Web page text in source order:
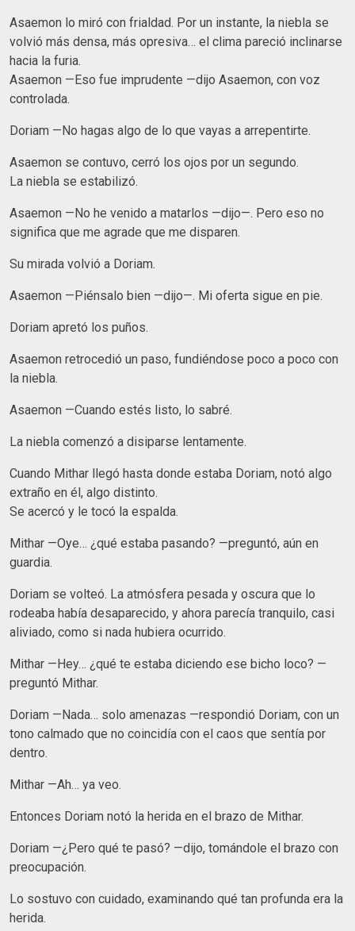
Asaemon lo miró con frialdad. Por un instante, la niebla se
volvió más densa, más opresiva… el clima pareció inclinarse
hacia la furia.
Asaemon —Eso fue imprudente —dijo Asaemon, con voz
controlada.
Doriam —No hagas algo de lo que vayas a arrepentirte.
Asaemon se contuvo, cerró los ojos por un segundo.
La niebla se estabilizó.
Asaemon —No he venido a matarlos —dijo—. Pero eso no
significa que me agrade que me disparen.
Su mirada volvió a Doriam.
Asaemon —Piénsalo bien —dijo—. Mi oferta sigue en pie.
Doriam apretó los puños.
Asaemon retrocedió un paso, fundiéndose poco a poco con
la niebla.
Asaemon —Cuando estés listo, lo sabré.
La niebla comenzó a disiparse lentamente.
Cuando Mithar llegó hasta donde estaba Doriam, notó algo
extraño en él, algo distinto.
Se acercó y le tocó la espalda.
Mithar —Oye… ¿qué estaba pasando? —preguntó, aún en
guardia.
Doriam se volteó. La atmósfera pesada y oscura que lo
rodeaba había desaparecido, y ahora parecía tranquilo, casi
aliviado, como si nada hubiera ocurrido.
Mithar —Hey… ¿qué te estaba diciendo ese bicho loco? —
preguntó Mithar.
Doriam —Nada… solo amenazas —respondió Doriam, con un
tono calmado que no coincidía con el caos que sentía por
dentro.
Mithar —Ah… ya veo.
Entonces Doriam notó la herida en el brazo de Mithar.
Doriam —¿Pero qué te pasó? —dijo, tomándole el brazo con
preocupación.
Lo sostuvo con cuidado, examinando qué tan profunda era la
herida.